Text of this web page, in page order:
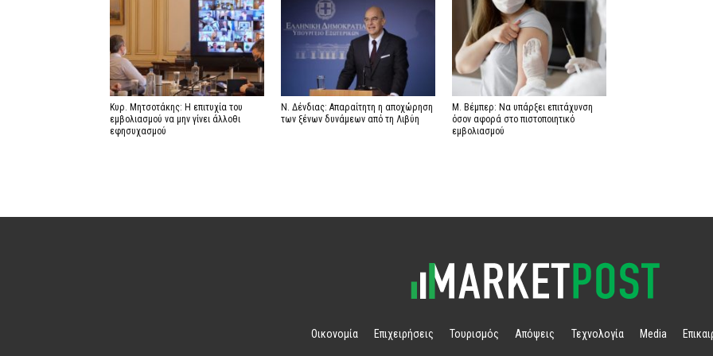
Κυρ. Μητσοτάκης: Η επιτυχία του
εμβολιασμού να μην γίνει άλλοθι
εφησυχασμού
Ν. Δένδιας: Απαραίτητη η αποχώρηση
των ξένων δυνάμεων από τη Λιβύη
Μ. Βέμπερ: Να υπάρξει επιτάχυνση
όσον αφορά στο πιστοποιητικό
εμβολιασμού
Οικονομία Επιχειρήσεις Τουρισμός Απόψεις Τεχνολογία Media